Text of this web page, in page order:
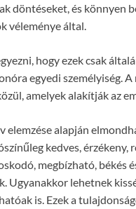
döntéseket, és könnyen
véleménye által.
hogy ezek csak
egyedi személyiség. A
amelyek alakítják az
elemzése alapján
kedves, érzékeny,
megbízható, békés
Ugyanakkor lehetnek
is. Ezek a